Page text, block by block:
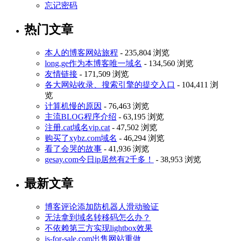
忘记密码
热门文章
本人的博客网站旅程 - 235,804 浏览
long.ge作为本博客唯一域名 - 134,560 浏览
友情链接 - 171,509 浏览
各大网站收录、搜索引擎的提交入口 - 104,411 浏
览
计算机慢的原因 - 76,463 浏览
主流BLOG程序介绍 - 63,195 浏览
注册.cat域名vip.cat - 47,502 浏览
购买了xybz.com域名 - 46,294 浏览
看了会哭的故事 - 41,936 浏览
gesay.com今日ip居然有2千多！
- 38,953 浏览
最新文章
博客评论添加防机器人滑动验证
无法拿到域名转移码怎么办？
不依赖第三方实现lightbox效果
is-for-sale.com出售网站重做